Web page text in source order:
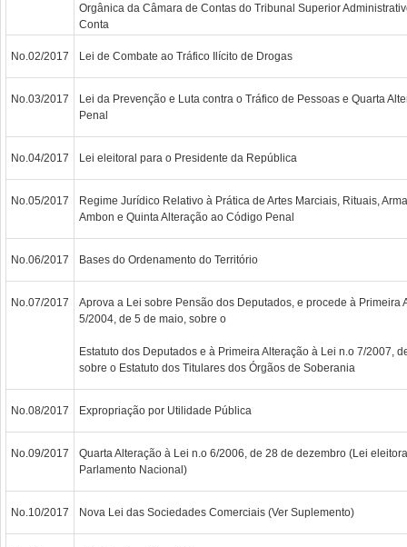
Orgânica da Câmara de Contas do Tribunal Superior
Conta
No.02/2017 Lei de Combate ao Tráfico Ilícito de Drogas
No.03/2017
Lei da Prevenção e Luta contra o Tráfico de Pessoas e Quarta
Penal
No.04/2017 Lei eleitoral para o Presidente da República
No.05/2017
Regime Jurídico Relativo à Prática de Artes Marciais, Rituais,
Ambon e Quinta Alteração ao Código Penal
No.06/2017 Bases do Ordenamento do Território
No.07/2017
Aprova a Lei sobre Pensão dos Deputados, e procede à Primeira
5/2004, de 5 de maio, sobre o
Estatuto dos Deputados e à Primeira Alteração à Lei n.o 7/2007,
sobre o Estatuto dos Titulares dos Órgãos de Soberania
No.08/2017 Expropriação por Utilidade Pública
No.09/2017
Quarta Alteração à Lei n.o 6/2006, de 28 de dezembro (Lei
Parlamento Nacional)
No.10/2017 Nova Lei das Sociedades Comerciais (Ver Suplemento)